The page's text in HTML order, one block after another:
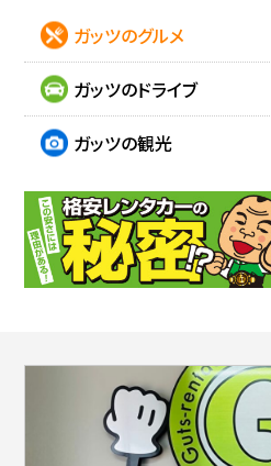
ガッツのグルメ
ガッツのドライブ
ガッツの観光